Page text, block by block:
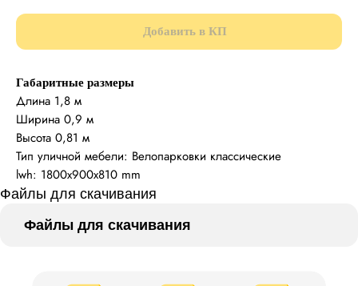
Добавить в КП
Габаритные размеры
Длина 1,8 м
Ширина 0,9 м
Высота 0,81 м
Тип уличной мебели: Велопарковки классические
lwh: 1800x900x810 mm
Файлы для скачивания
Файлы для скачивания